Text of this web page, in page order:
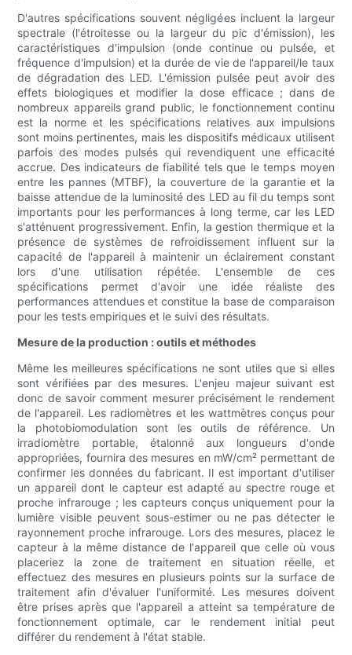
D'autres spécifications souvent négligées incluent la largeur
spectrale (l'étroitesse ou la largeur du pic d'émission), les
caractéristiques d'impulsion (onde continue ou pulsée, et
fréquence d'impulsion) et la durée de vie de l'appareil/le taux
de dégradation des LED. L'émission pulsée peut avoir des
effets biologiques et modifier la dose efficace ; dans de
nombreux appareils grand public, le fonctionnement continu
est la norme et les spécifications relatives aux impulsions
sont moins pertinentes, mais les dispositifs médicaux utilisent
parfois des modes pulsés qui revendiquent une efficacité
accrue. Des indicateurs de fiabilité tels que le temps moyen
entre les pannes (MTBF), la couverture de la garantie et la
baisse attendue de la luminosité des LED au fil du temps sont
importants pour les performances à long terme, car les LED
s'atténuent progressivement. Enfin, la gestion thermique et la
présence de systèmes de refroidissement influent sur la
capacité de l'appareil à maintenir un éclairement constant
lors d'une utilisation répétée. L'ensemble de ces
spécifications permet d'avoir une idée réaliste des
performances attendues et constitue la base de comparaison
pour les tests empiriques et le suivi des résultats.
Mesure de la production : outils et méthodes
Même les meilleures spécifications ne sont utiles que si elles
sont vérifiées par des mesures. L'enjeu majeur suivant est
donc de savoir comment mesurer précisément le rendement
de l'appareil. Les radiomètres et les wattmètres conçus pour
la photobiomodulation sont les outils de référence. Un
irradiomètre portable, étalonné aux longueurs d'onde
appropriées, fournira des mesures en mW/cm² permettant de
confirmer les données du fabricant. Il est important d'utiliser
un appareil dont le capteur est adapté au spectre rouge et
proche infrarouge ; les capteurs conçus uniquement pour la
lumière visible peuvent sous-estimer ou ne pas détecter le
rayonnement proche infrarouge. Lors des mesures, placez le
capteur à la même distance de l'appareil que celle où vous
placeriez la zone de traitement en situation réelle, et
effectuez des mesures en plusieurs points sur la surface de
traitement afin d'évaluer l'uniformité. Les mesures doivent
être prises après que l'appareil a atteint sa température de
fonctionnement optimale, car le rendement initial peut
différer du rendement à l'état stable.